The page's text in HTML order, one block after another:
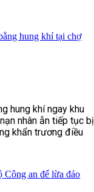
hung khí tại chợ
hung khí ngay khu
nhân ẫn tiếp tục bị
khẩn trương điều
Công an để lừa đảo